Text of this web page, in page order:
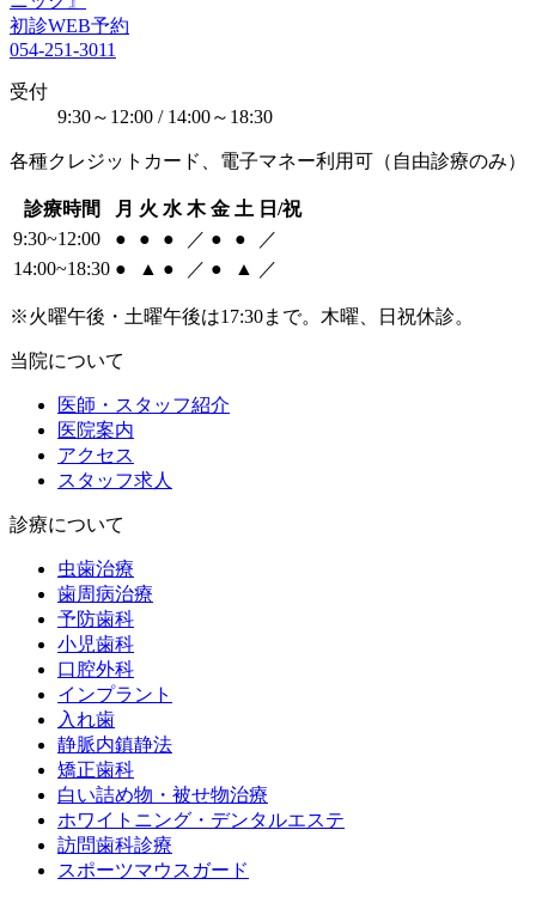
初診WEB予約
054-251-3011
受付
9:30～12:00 / 14:00～18:30
各種クレジットカード、電子マネー利用可（自由診療のみ）
診療時間 月 火 水 木 金 土 日/祝
9:30~12:00
● ● ● ／ ● ●
／
14:00~18:30 ● ▲ ● ／ ● ▲ ／
※火曜午後・土曜午後は17:30まで。木曜、日祝休診。
当院について
医師・スタッフ紹介
医院案内
アクセス
スタッフ求人
診療について
虫歯治療
歯周病治療
予防歯科
小児歯科
口腔外科
インプラント
入れ歯
静脈内鎮静法
矯正歯科
白い詰め物・被せ物治療
ホワイトニング・デンタルエステ
訪問歯科診療
スポーツマウスガード